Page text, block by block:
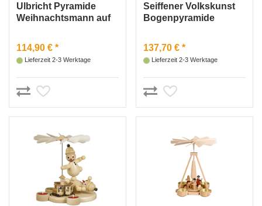
Ulbricht Pyramide
Weihnachtsmann auf
114,90 € *
Lieferzeit 2-3 Werktage
Seiffener Volkskunst
Bogenpyramide
137,70 € *
Lieferzeit 2-3 Werktage